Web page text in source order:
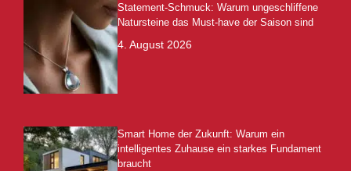
Statement-Schmuck: Warum ungeschliffene
Natursteine das Must-have der Saison sind
4. August 2026
Smart Home der Zukunft: Warum ein
intelligentes Zuhause ein starkes Fundament
braucht